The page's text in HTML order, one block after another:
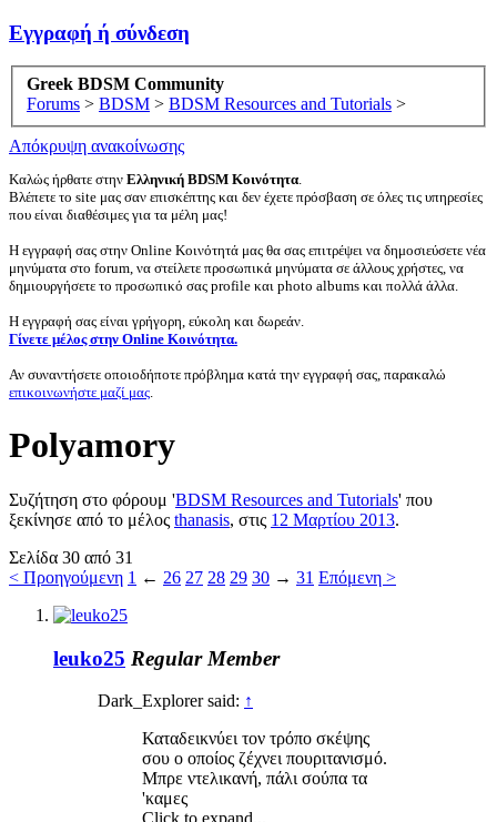
Εγγραφή ή σύνδεση
Greek BDSM Community
Forums > BDSM > BDSM Resources and Tutorials >
Απόκρυψη ανακοίνωσης
Καλώς ήρθατε στην Ελληνική BDSM Κοινότητα.
Βλέπετε το site μας σαν επισκέπτης και δεν έχετε πρόσβαση σε όλες τις υπηρεσίες
που είναι διαθέσιμες για τα μέλη μας!
Η εγγραφή σας στην Online Κοινότητά μας θα σας επιτρέψει να δημοσιεύσετε νέα
μηνύματα στο forum, να στείλετε προσωπικά μηνύματα σε άλλους χρήστες, να
δημιουργήσετε το προσωπικό σας profile και photo albums και πολλά άλλα.
Η εγγραφή σας είναι γρήγορη, εύκολη και δωρεάν.
Γίνετε μέλος στην Online Κοινότητα.
Αν συναντήσετε οποιοδήποτε πρόβλημα κατά την εγγραφή σας, παρακαλώ
επικοινωνήστε μαζί μας.
Polyamory
Συζήτηση στο φόρουμ 'BDSM Resources and Tutorials' που
ξεκίνησε από το μέλος thanasis, στις 12 Μαρτίου 2013.
Σελίδα 30 από 31
< Προηγούμενη 1 ← 26 27 28 29 30 → 31 Επόμενη >
leuko25 Regular Member
Dark_Explorer said: ↑
Καταδεικνύει τον τρόπο σκέψης
σου ο οποίος ζέχνει πουριτανισμό.
Μπρε ντελικανή, πάλι σούπα τα
'καμες